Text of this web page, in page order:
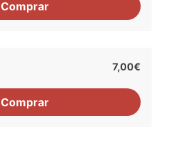
Comprar
7,00€
Comprar